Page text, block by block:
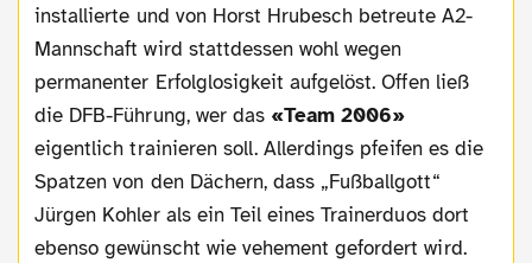
installierte und von Horst Hrubesch betreute A2-
Mannschaft wird stattdessen wohl wegen
permanenter Erfolglosigkeit aufgelöst. Offen ließ
die DFB-Führung, wer das «Team 2006»
eigentlich trainieren soll. Allerdings pfeifen es die
Spatzen von den Dächern, dass „Fußballgott“
Jürgen Kohler als ein Teil eines Trainerduos dort
ebenso gewünscht wie vehement gefordert wird.